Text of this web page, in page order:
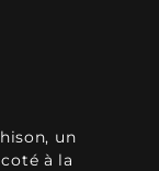
un
à la